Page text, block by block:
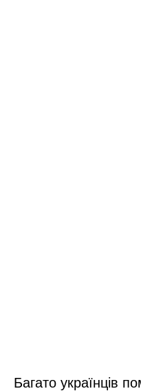
Багато українців